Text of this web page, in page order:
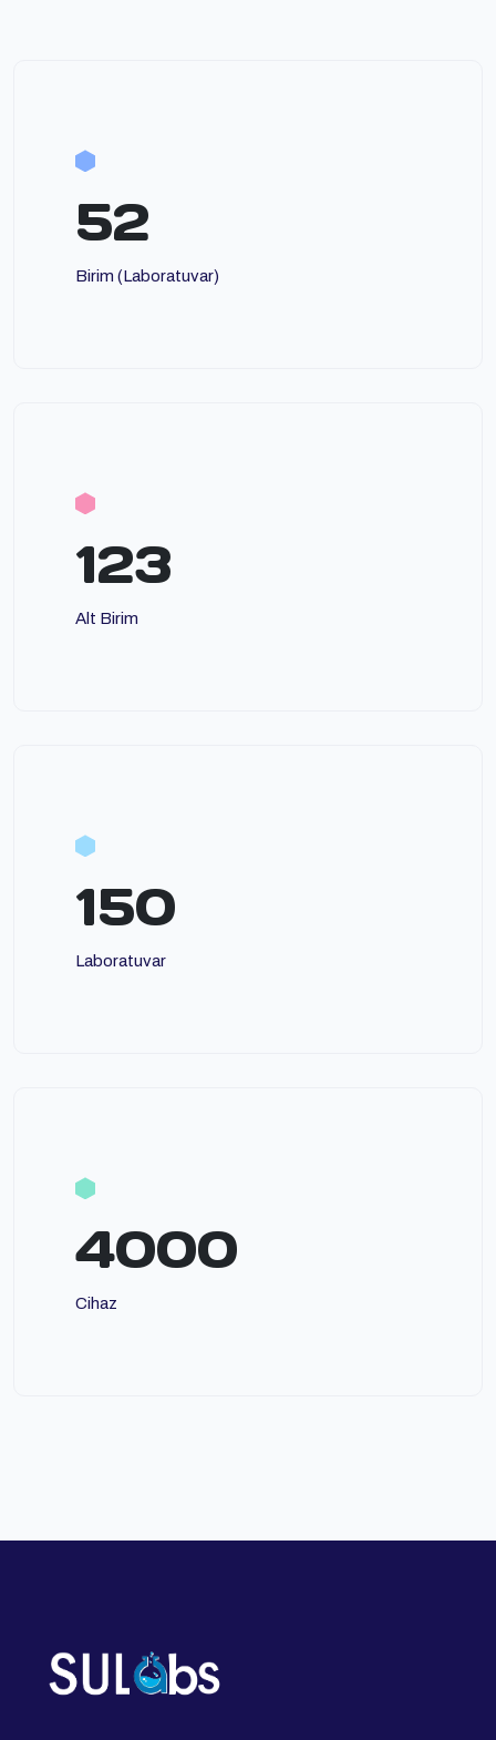
52
Birim (Laboratuvar)
123
Alt Birim
150
Laboratuvar
4000
Cihaz